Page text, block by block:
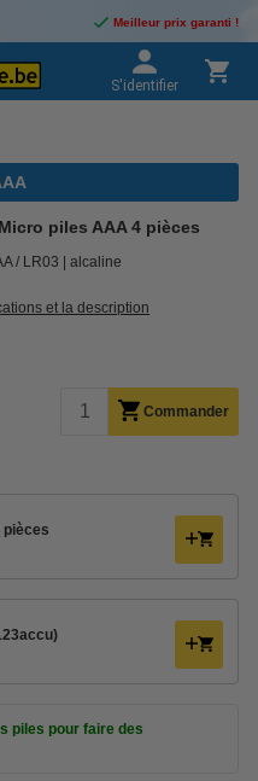
Meilleur prix garanti !
S'identifier
piles AAA 4 pièces
/ LR03 alcaline
et la description
Commander
pièces
piles pour faire des